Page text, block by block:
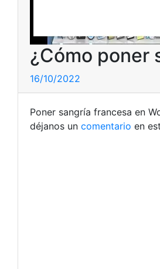
¿Cómo poner
16/10/2022
Poner sangría francesa en
déjanos un comentario en